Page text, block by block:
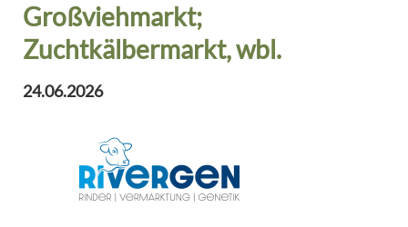
Großviehmarkt;
Zuchtkälbermarkt, wbl.
24.06.2026